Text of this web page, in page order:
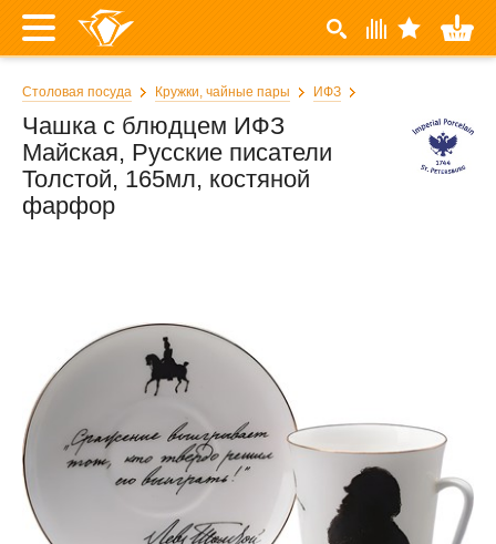
Столовая посуда Кружки, чайные пары ИФЗ
Чашка с блюдцем ИФЗ
Майская, Русские писатели
Толстой, 165мл, костяной
фарфор